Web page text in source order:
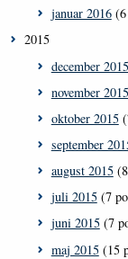
januar 2016(6
2015
december 2015
november 2015
oktober 2015
september
august 2015(8
juli 2015(7
juni 2015(7
maj 2015(15